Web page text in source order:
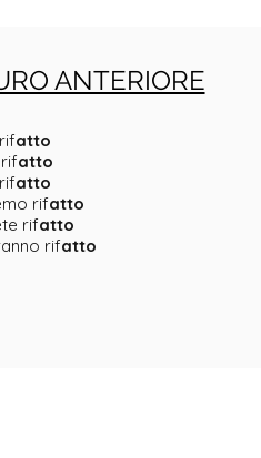
ANTERIORE
atto
atto
atto
rifatto
rifatto
rifatto